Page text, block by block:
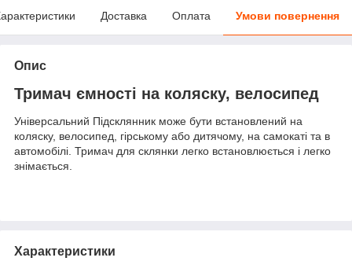
Доставка Оплата Умови повернення
Опис
Тримач ємності на коляску, велосипед
Універсальний Підсклянник може бути встановлений на
коляску, велосипед, гірському або дитячому, на самокаті та в
автомобілі. Тримач для склянки легко встановлюється і легко
знімається.
Характеристики